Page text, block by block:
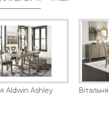
Aldwin Ashley